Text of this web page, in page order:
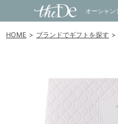
HOME ブランドでギフトを探す